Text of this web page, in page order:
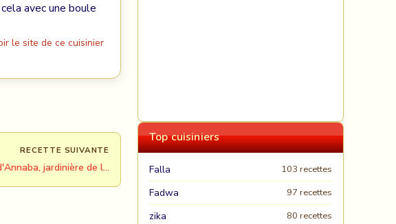
avec une boule
le site de ce cuisinier
RECETTE SUIVANTE
jardinière de l…
Top cuisiniers
Falla 103 recettes
Fadwa 97 recettes
zika 80 recettes